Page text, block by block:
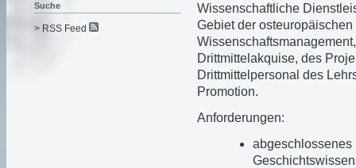
Wissenschaftliche
Gebiet der
Drittmittelakquise, des
Drittmittelpersonal des
Promotion.
Anforderungen:
abgeschlossenes
Suche
> RSS Feed